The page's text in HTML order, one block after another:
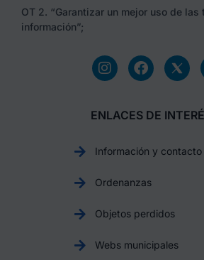
OT 2. “Garantizar un mejor uso de
información”;
ENLACES DE
Información y contacto
Ordenanzas
Objetos perdidos
Webs municipales